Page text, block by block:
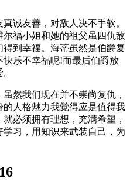
诚友善，对敌人决不手软。
福小姐和她的祖父虽四仇敌
到幸福。海蒂虽然是伯爵复
乐不幸福呢!而最后伯爵放
然我们现在并不崇尚复仇，
人格魅力我觉得应是值得我
必须拥有理想，充满希望，
习，用知识来武装自己，为